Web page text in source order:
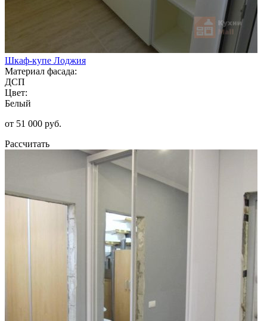
Шкаф-купе Лоджия
Материал фасада:
ДСП
Цвет:
Белый
от 51 000 руб.
Рассчитать